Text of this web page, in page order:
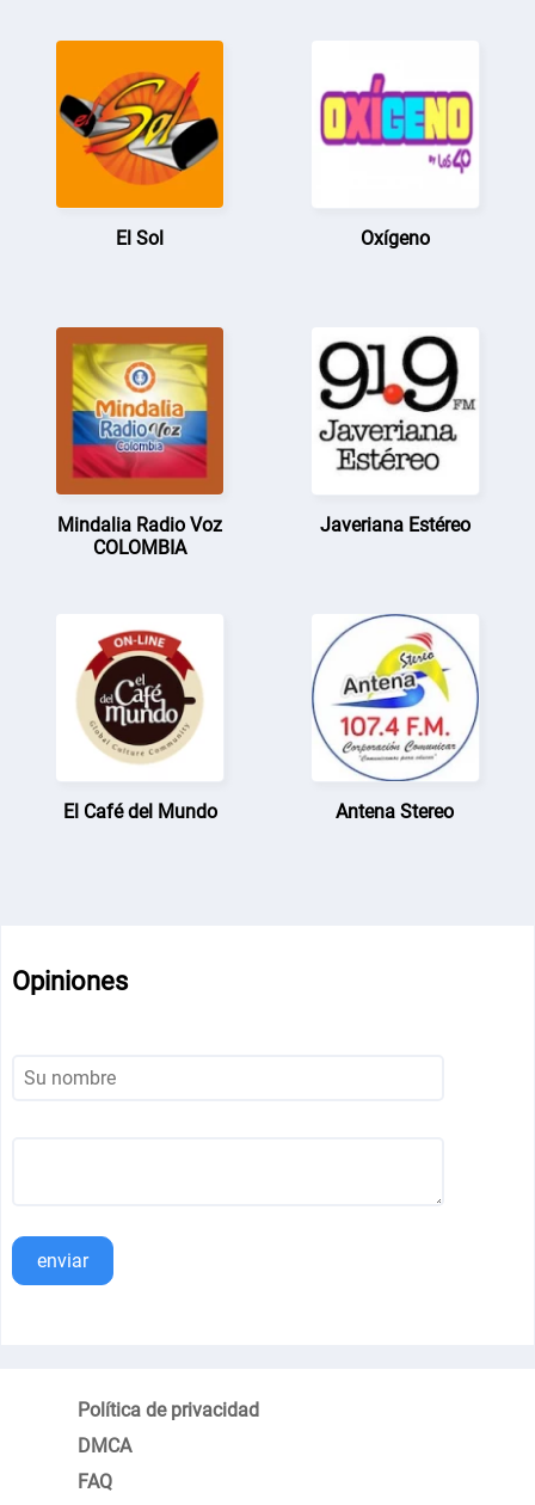
El Sol Oxígeno
Mindalia Radio Voz
COLOMBIA
Javeriana Estéreo
El Café del Mundo Antena Stereo
Opiniones
enviar
Política de privacidad
DMCA
FAQ